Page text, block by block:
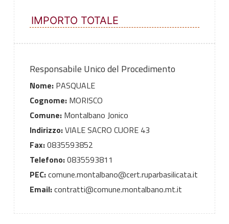
IMPORTO TOTALE
Responsabile Unico del Procedimento
Nome:PASQUALE
Cognome:MORISCO
Comune:Montalbano Jonico
Indirizzo:VIALE SACRO CUORE 43
Fax:0835593852
Telefono:0835593811
PEC:comune.montalbano@cert.ruparbasilicata.it
Email:contratti@comune.montalbano.mt.it